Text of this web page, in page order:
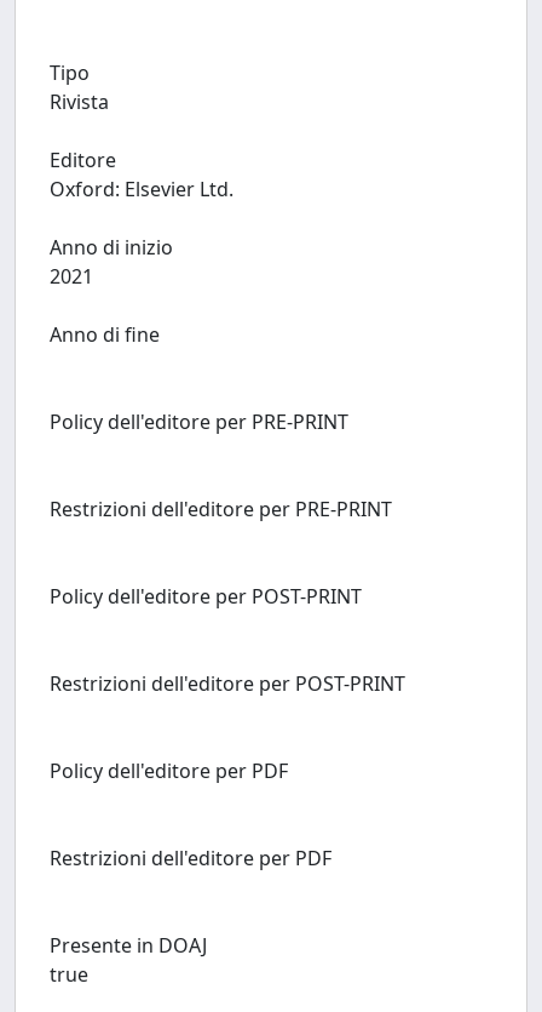
Tipo
Rivista
Editore
Anno di inizio
Anno di fine
Policy dell'editore per PRE-PRINT
Restrizioni dell'editore per PRE-PRINT
Policy dell'editore per POST-PRINT
Restrizioni dell'editore per POST-PRINT
Policy dell'editore per PDF
Restrizioni dell'editore per PDF
Presente in DOAJ